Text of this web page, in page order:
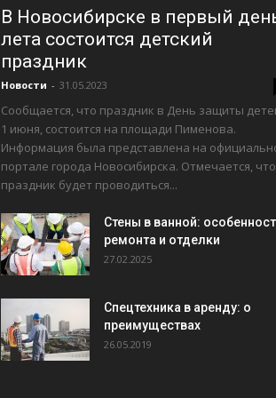
В Новосибирске в первый
лета состоится детский
праздник
Новости - 31.05.2023
Сообщается, что праздник в День защиты
1 июня, состоится на площади Пименова.
Информация была представлена на
портале города Новосибирска. Отмечается, что
праздник будет проводиться...
Стены в ванной:
ремонта и отделки
27.02.2025
Спецтехника в аренду: о
преимуществах
26.05.2019